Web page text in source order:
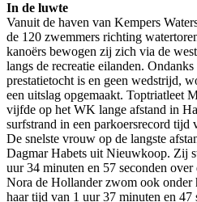
In de luwte
Vanuit de haven van Kempers
de 120 zwemmers richting
kanoërs bewogen zij zich via de
langs de recreatie eilanden.
prestatietocht is en geen wedstrijd,
een uitslag opgemaakt. Toptriatleet
vijfde op het WK lange afstand in
surfstrand in een parkoersrecord tijd
De snelste vrouw op de langste
Dagmar Habets uit Nieuwkoop. Zij
uur 34 minuten en 57 seconden
Nora de Hollander zwom ook onder
haar tijd van 1 uur 37 minuten en 47